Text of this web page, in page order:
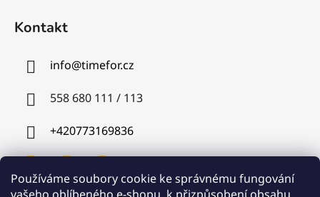
Používáme soubory cookie ke správnému fungování
Kontakt
info@timefor.cz
558 680 111 / 113
+420773169836